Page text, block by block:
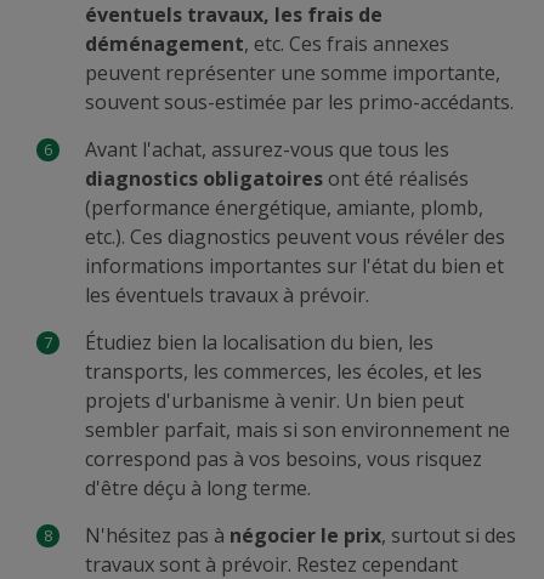
éventuels travaux, les frais de
déménagement, etc. Ces frais annexes
peuvent représenter une somme importante,
souvent sous-estimée par les primo-accédants.
Avant l'achat, assurez-vous que tous les
diagnostics obligatoires ont été réalisés
(performance énergétique, amiante, plomb,
etc.). Ces diagnostics peuvent vous révéler des
informations importantes sur l'état du bien et
les éventuels travaux à prévoir.
Étudiez bien la localisation du bien, les
transports, les commerces, les écoles, et les
projets d'urbanisme à venir. Un bien peut
sembler parfait, mais si son environnement ne
correspond pas à vos besoins, vous risquez
d'être déçu à long terme.
N'hésitez pas à négocier le prix, surtout si des
travaux sont à prévoir. Restez cependant